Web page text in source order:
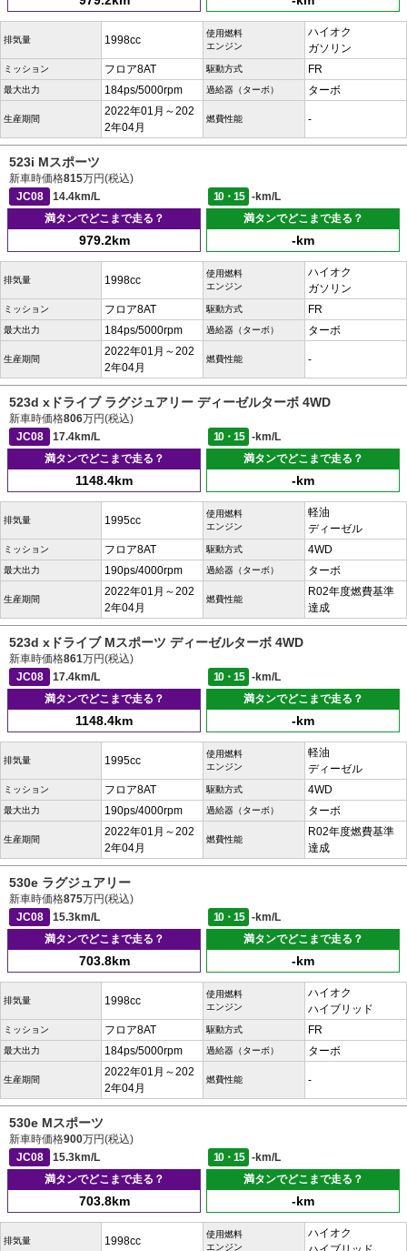
排気量 1998cc
使用燃料
エンジン
ハイオク
ガソリン
ミッション フロア8AT 駆動方式 FR
最大出力 184ps/5000rpm 過給器（ターボ） ターボ
生産期間
2022年01月～202
2年04月
燃費性能 -
523i Mスポーツ
新車時価格815万円(税込)
JC08
14.4km/L 10・15
-km/L
満タンでどこまで走る？
979.2km
満タンでどこまで走る？
-km
排気量 1998cc
使用燃料
エンジン
ハイオク
ガソリン
ミッション フロア8AT 駆動方式 FR
最大出力 184ps/5000rpm 過給器（ターボ） ターボ
生産期間
2022年01月～202
2年04月
燃費性能 -
523d xドライブ ラグジュアリー ディーゼルターボ 4WD
新車時価格806万円(税込)
JC08
17.4km/L 10・15
-km/L
満タンでどこまで走る？
1148.4km
満タンでどこまで走る？
-km
排気量 1995cc
使用燃料
エンジン
軽油
ディーゼル
ミッション フロア8AT 駆動方式 4WD
最大出力 190ps/4000rpm 過給器（ターボ） ターボ
生産期間
2022年01月～202
2年04月
燃費性能
R02年度燃費基準
達成
523d xドライブ Mスポーツ ディーゼルターボ 4WD
新車時価格861万円(税込)
JC08
17.4km/L 10・15
-km/L
満タンでどこまで走る？
1148.4km
満タンでどこまで走る？
-km
排気量 1995cc
使用燃料
エンジン
軽油
ディーゼル
ミッション フロア8AT 駆動方式 4WD
最大出力 190ps/4000rpm 過給器（ターボ） ターボ
生産期間
2022年01月～202
2年04月
燃費性能
R02年度燃費基準
達成
530e ラグジュアリー
新車時価格875万円(税込)
JC08
15.3km/L 10・15
-km/L
満タンでどこまで走る？
703.8km
満タンでどこまで走る？
-km
排気量 1998cc
使用燃料
エンジン
ハイオク
ハイブリッド
ミッション フロア8AT 駆動方式 FR
最大出力 184ps/5000rpm 過給器（ターボ） ターボ
生産期間
2022年01月～202
2年04月
燃費性能 -
530e Mスポーツ
新車時価格900万円(税込)
JC08
15.3km/L 10・15
-km/L
満タンでどこまで走る？
703.8km
満タンでどこまで走る？
-km
排気量 1998cc
使用燃料
エンジン
ハイオク